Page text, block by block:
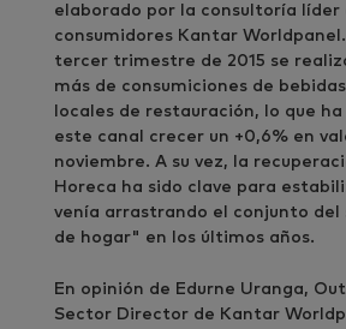
elaborado por la consultoría líder
consumidores Kantar Worldpanel.
tercer trimestre de 2015 se
más de consumiciones de
locales de restauración, lo que
este canal crecer un +0,6% en
noviembre. A su vez, la
Horeca ha sido clave para
venía arrastrando el conjunto
de hogar" en los últimos años.
En opinión de Edurne Uranga,
Sector Director de Kantar